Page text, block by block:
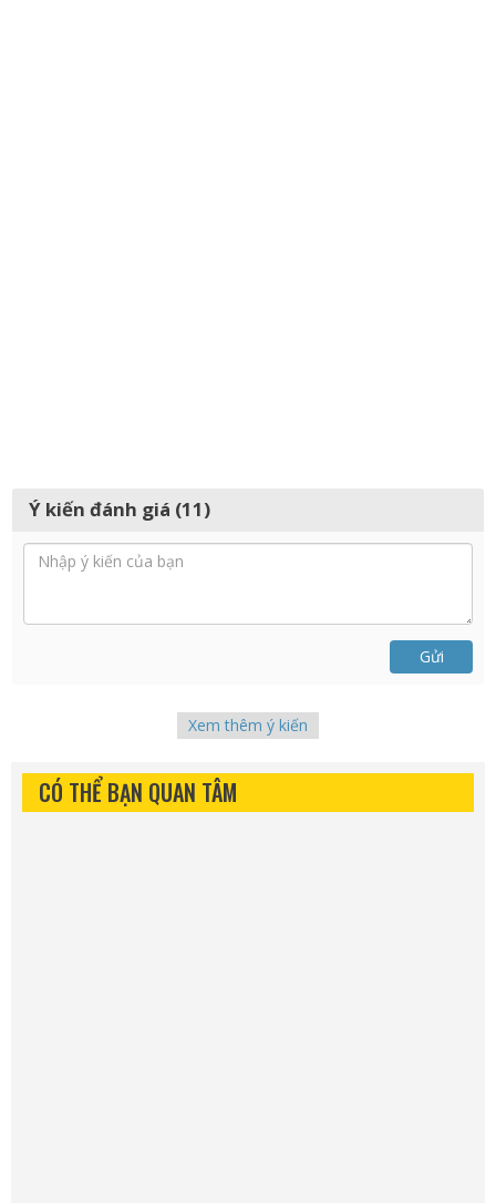
Ý kiến đánh giá (11)
Gửi
Xem thêm ý kiến
CÓ THỂ BẠN QUAN TÂM